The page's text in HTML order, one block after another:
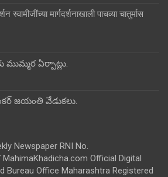
स्वामीजींच्या मार्गदर्शनाखाली पाचव्या चातुर्मास
ఏర్పాట్లు.
జయంతి వేడుకలు.
Newspaper RNI No.
Official Digital
Bureau Office Maharashtra Registered